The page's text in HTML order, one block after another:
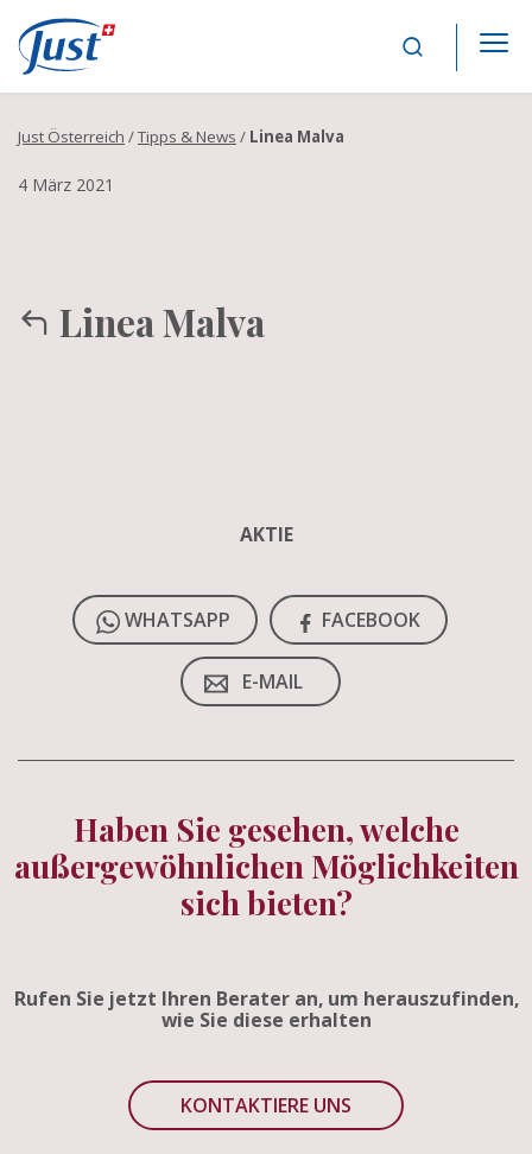
Main Navigation
Just Österreich /Tipps & News / Linea Malva
4 März 2021
Linea Malva
AKTIE
WHATSAPP FACEBOOK
E-MAIL
Haben Sie gesehen, welche
außergewöhnlichen Möglichkeiten
sich bieten?
Rufen Sie jetzt Ihren Berater an, um herauszufinden,
wie Sie diese erhalten
KONTAKTIERE UNS